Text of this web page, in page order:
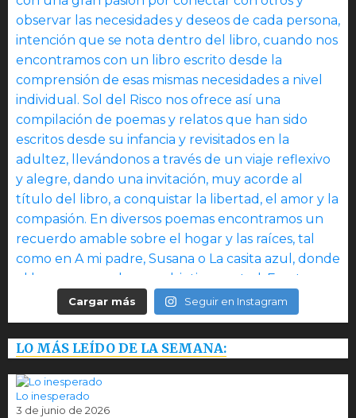
Cargar más Seguir en Instagram
LO MÁS LEÍDO DE LA SEMANA:
Lo inesperado
3 de junio de 2026